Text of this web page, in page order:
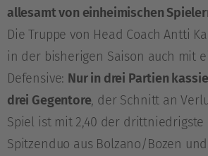
allesamt von einheimischen
Die Truppe von Head Coach Antti
in der bisherigen Saison auch mit
Defensive: Nur in drei Partien
drei Gegentore, der Schnitt an
Spiel ist mit 2,40 der
Spitzenduo aus Bolzano/Bozen